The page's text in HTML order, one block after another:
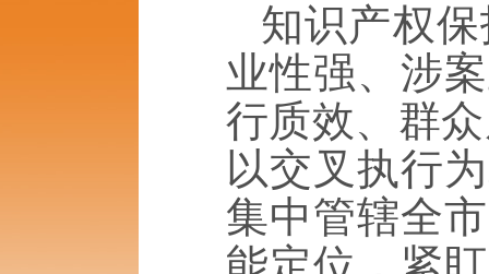
知识产权
业性强、涉
行质效、群
以交叉执行
集中管辖全